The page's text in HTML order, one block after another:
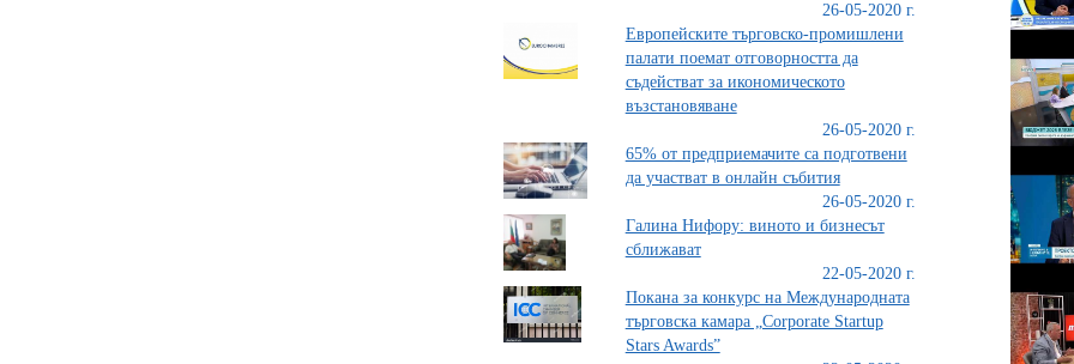
26-05-2020 г.
Европейските търговско-промишлени
палати поемат отговорността да
съдействат за икономическото
възстановяване
26-05-2020 г.
65% от предприемачите са подготвени
да участват в онлайн събития
26-05-2020 г.
Галина Нифору: виното и бизнесът
сближават
22-05-2020 г.
Покана за конкурс на Международната
търговска камара „Corporate Startup
Stars Awards”